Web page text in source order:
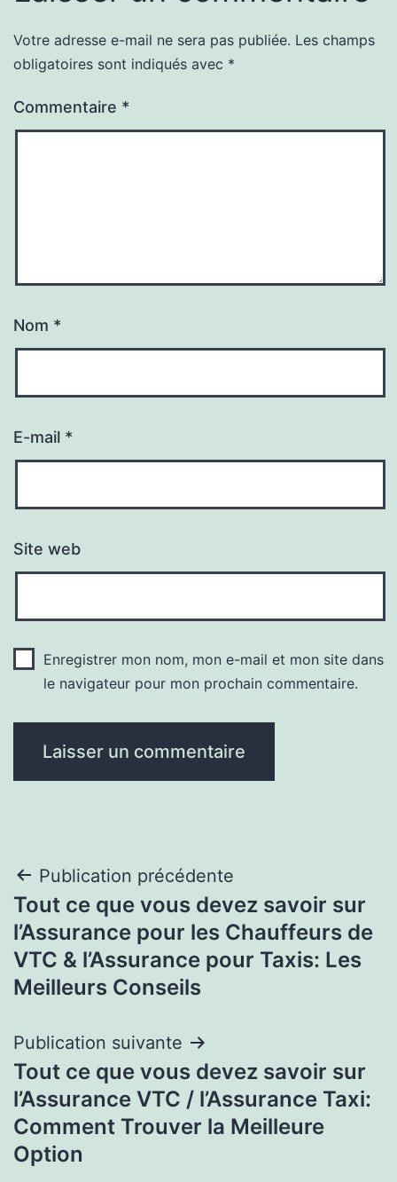
Votre adresse e-mail ne sera pas publiée. Les champs
obligatoires sont indiqués avec *
Commentaire *
Nom *
E-mail *
Site web
Enregistrer mon nom, mon e-mail et mon site dans
le navigateur pour mon prochain commentaire.
Navigation
de
l’article
Publication précédente
Tout ce que vous devez savoir sur
l’Assurance pour les Chauffeurs de
VTC & l’Assurance pour Taxis: Les
Meilleurs Conseils
Publication suivante
Tout ce que vous devez savoir sur
l’Assurance VTC / l’Assurance Taxi:
Comment Trouver la Meilleure
Option